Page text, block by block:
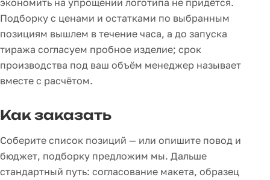
Подборку с ценами и остатками по выбранным
позициям вышлем в течение часа, а до запуска
тиража согласуем пробное изделие; срок
производства под ваш объём менеджер называет
вместе с расчётом.
Как заказать
Соберите список позиций — или опишите повод и
бюджет, подборку предложим мы. Дальше
стандартный путь: согласование макета, образец